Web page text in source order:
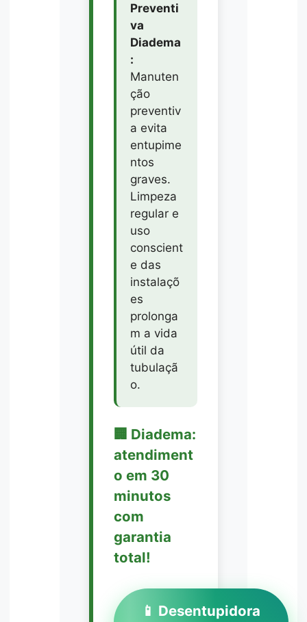
Preventi
va
Diadema
:
Manuten
ção
preventiv
a evita
entupime
ntos
graves.
Limpeza
regular e
uso
conscient
e das
instalaçõ
es
prolonga
m a vida
útil da
tubulaçã
o.
🏢 Diadema:
atendiment
o em 30
minutos
com
garantia
total!
📱 Desentupidora